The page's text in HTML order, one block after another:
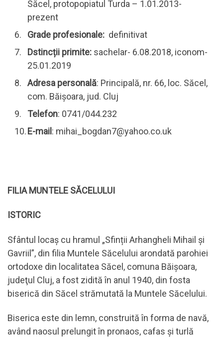
Săcel, protopopiatul Turda – 1.01.2013-
prezent
Grade profesionale: definitivat
Dstincții primite: sachelar- 6.08.2018, iconom-
25.01.2019
Adresa personală: Principală, nr. 66, loc. Săcel,
com. Băișoara, jud. Cluj
Telefon: 0741/044.232
E-mail : mihai_bogdan7@yahoo.co.uk
FILIA MUNTELE SĂCELULUI
ISTORIC
Sfântul locaş cu hramul „Sfinții Arhangheli Mihail şi
Gavriil”, din filia Muntele Săcelului arondată parohiei
ortodoxe din localitatea Săcel, comuna Băişoara,
judeţul Cluj, a fost zidită în anul 1940, din fosta
biserică din Săcel strămutată la Muntele Săcelului.
Biserica este din lemn, construită în forma de navă,
având naosul prelungit în pronaos, cafas şi turlă